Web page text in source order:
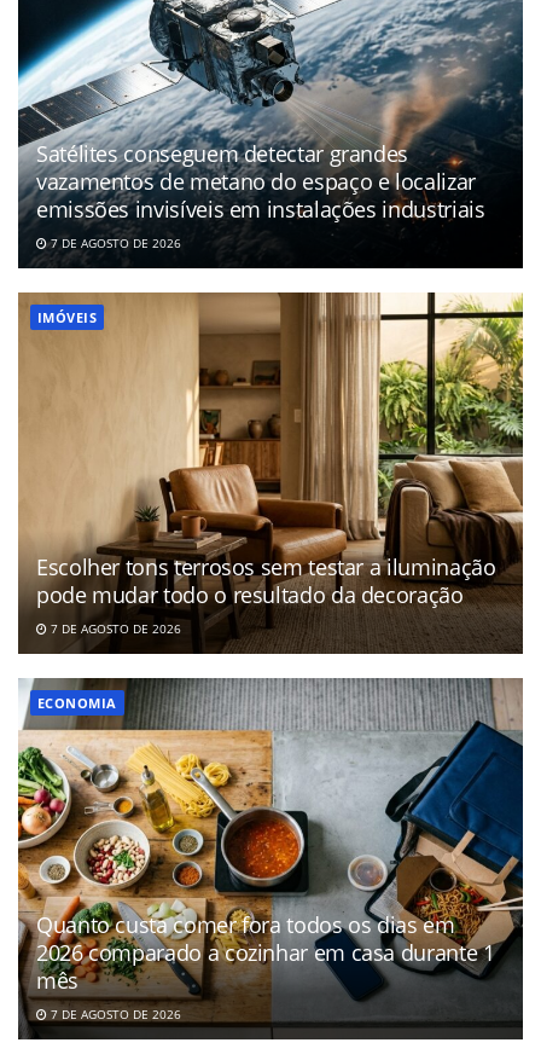
Satélites conseguem detectar grandes
vazamentos de metano do espaço e localizar
emissões invisíveis em instalações industriais
7 DE AGOSTO DE 2026
IMÓVEIS
Escolher tons terrosos sem testar a iluminação
pode mudar todo o resultado da decoração
7 DE AGOSTO DE 2026
ECONOMIA
Quanto custa comer fora todos os dias em
2026 comparado a cozinhar em casa durante 1
mês
7 DE AGOSTO DE 2026